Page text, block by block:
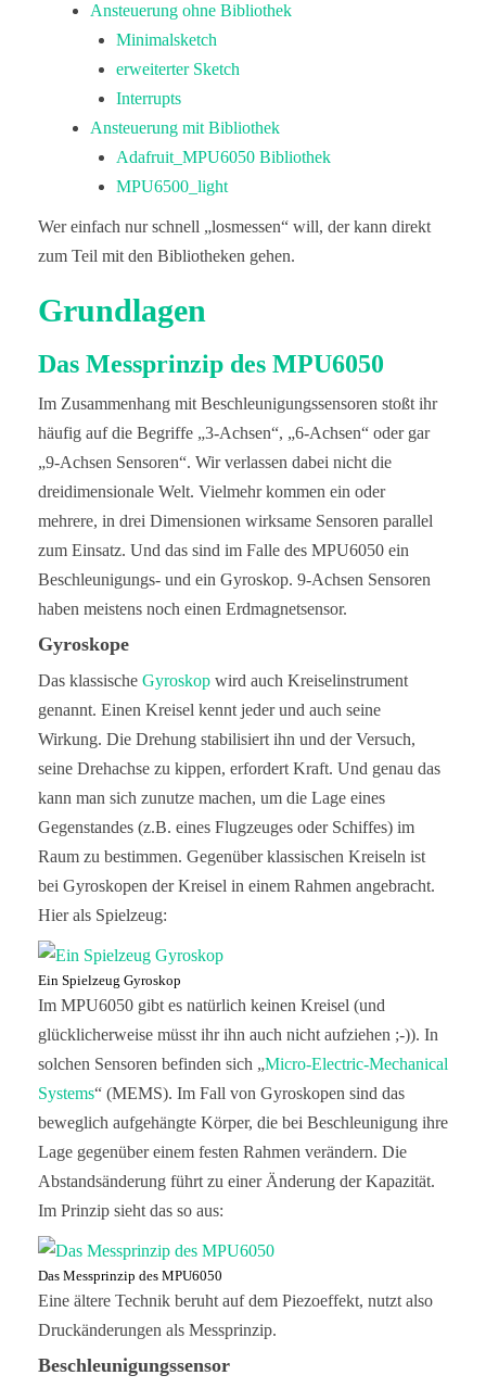
Ansteuerung ohne Bibliothek
Minimalsketch
erweiterter Sketch
Interrupts
Ansteuerung mit Bibliothek
Adafruit_MPU6050 Bibliothek
MPU6500_light
Wer einfach nur schnell „losmessen“ will, der kann direkt
zum Teil mit den Bibliotheken gehen.
Grundlagen
Das Messprinzip des MPU6050
Im Zusammenhang mit Beschleunigungssensoren stoßt ihr
häufig auf die Begriffe „3-Achsen“, „6-Achsen“ oder gar
„9-Achsen Sensoren“. Wir verlassen dabei nicht die
dreidimensionale Welt. Vielmehr kommen ein oder
mehrere, in drei Dimensionen wirksame Sensoren parallel
zum Einsatz. Und das sind im Falle des MPU6050 ein
Beschleunigungs- und ein Gyroskop. 9-Achsen Sensoren
haben meistens noch einen Erdmagnetsensor.
Gyroskope
Das klassische Gyroskop wird auch Kreiselinstrument
genannt. Einen Kreisel kennt jeder und auch seine
Wirkung. Die Drehung stabilisiert ihn und der Versuch,
seine Drehachse zu kippen, erfordert Kraft. Und genau das
kann man sich zunutze machen, um die Lage eines
Gegenstandes (z.B. eines Flugzeuges oder Schiffes) im
Raum zu bestimmen. Gegenüber klassischen Kreiseln ist
bei Gyroskopen der Kreisel in einem Rahmen angebracht.
Hier als Spielzeug:
Ein Spielzeug Gyroskop
Im MPU6050 gibt es natürlich keinen Kreisel (und
glücklicherweise müsst ihr ihn auch nicht aufziehen ;-)). In
solchen Sensoren befinden sich „Micro-Electric-Mechanical
Systems“ (MEMS). Im Fall von Gyroskopen sind das
beweglich aufgehängte Körper, die bei Beschleunigung ihre
Lage gegenüber einem festen Rahmen verändern. Die
Abstandsänderung führt zu einer Änderung der Kapazität.
Im Prinzip sieht das so aus:
Das Messprinzip des MPU6050
Eine ältere Technik beruht auf dem Piezoeffekt, nutzt also
Druckänderungen als Messprinzip.
Beschleunigungssensor